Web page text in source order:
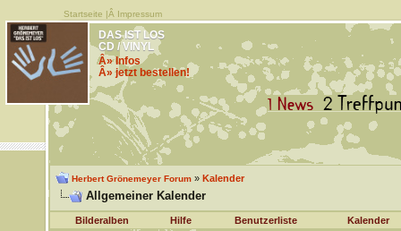
Startseite |Â Impressum
DAS IST LOS
CD / VINYL
Â» Infos
Â» jetzt bestellen!
Herbert Grönemeyer Forum» Kalender
Allgemeiner Kalender
Bilderalben Hilfe Benutzerliste Kalender